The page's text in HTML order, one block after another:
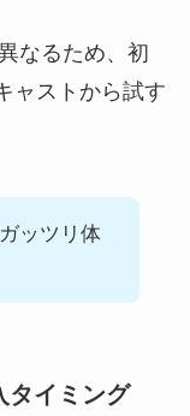
なるため、初
ャストから試す
ッツリ体
タイミング